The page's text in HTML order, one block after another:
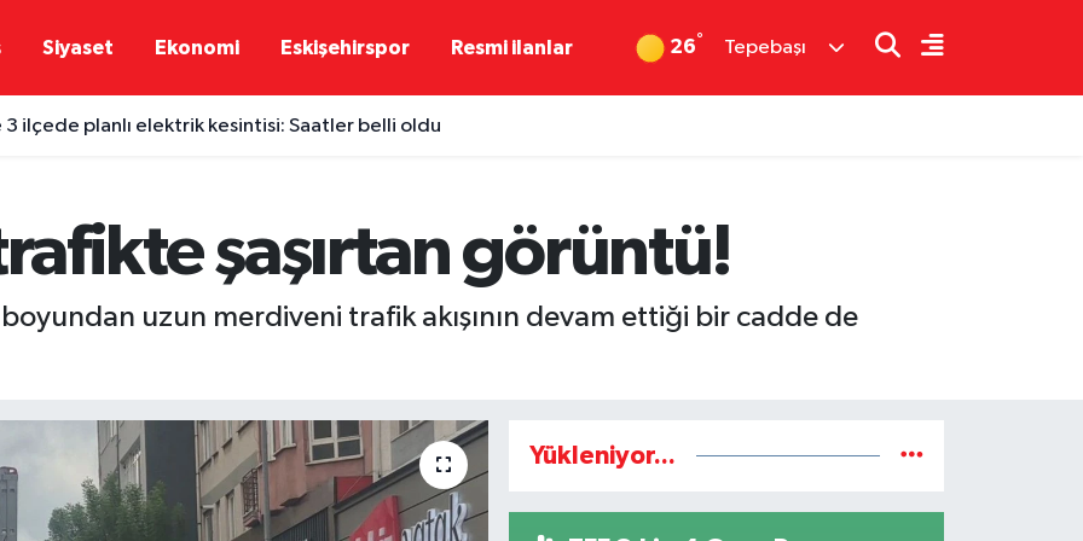
Siyaset Ekonomi Eskişehirspor Resmi ilanlar 26° Tepebaşı
3 ilçede planlı elektrik kesintisi: Saatler belli oldu
şaşırtan görüntü!
uzun merdiveni trafik akışının devam ettiği bir cadde de
Yükleniyor...